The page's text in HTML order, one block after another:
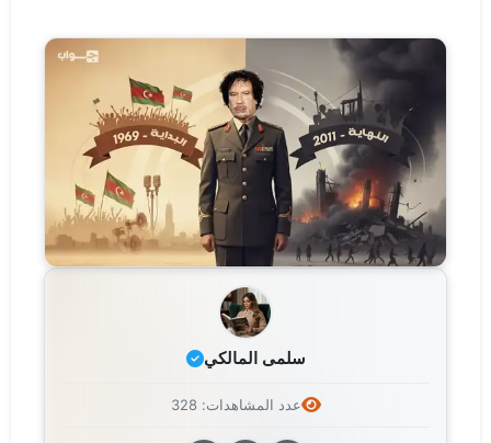
سلمى المالكي
عدد المشاهدات: 328